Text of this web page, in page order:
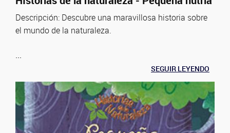
Descripción: Descubre una maravillosa historia sobre
el mundo de la naturaleza.
...
SEGUIR LEYENDO